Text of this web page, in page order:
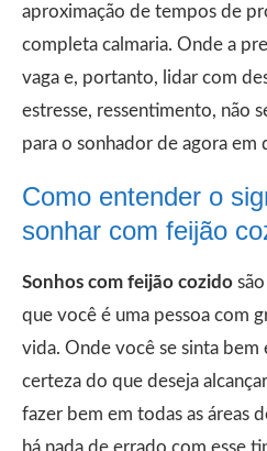
aproximação de tempos de
completa calmaria. Onde a
vaga e, portanto, lidar com
estresse, ressentimento, não
para o sonhador de agora em
Como entender o
sonhar com feijão
Sonhos com feijão cozido
que você é uma pessoa com
vida. Onde você se sinta
certeza do que deseja
fazer bem em todas as áreas
há nada de errado com esse